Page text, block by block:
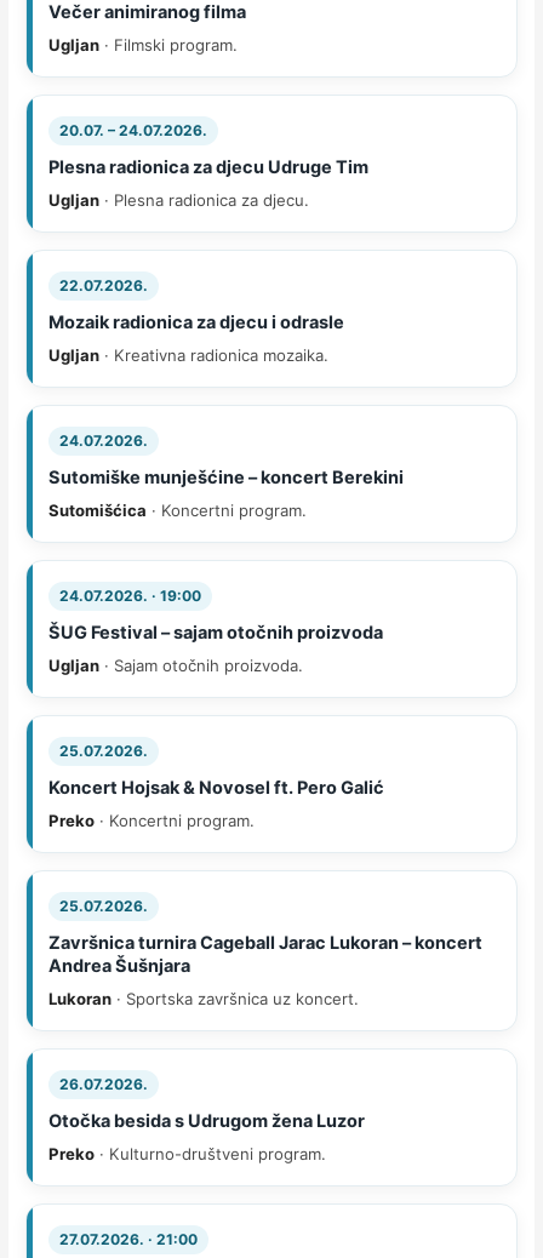
Večer animiranog filma
Ugljan · Filmski program.
20.07. – 24.07.2026.
Plesna radionica za djecu Udruge Tim
Ugljan · Plesna radionica za djecu.
22.07.2026.
Mozaik radionica za djecu i odrasle
Ugljan · Kreativna radionica mozaika.
24.07.2026.
Sutomiške munješćine – koncert Berekini
Sutomišćica · Koncertni program.
24.07.2026. · 19:00
ŠUG Festival – sajam otočnih proizvoda
Ugljan · Sajam otočnih proizvoda.
25.07.2026.
Koncert Hojsak & Novosel ft. Pero Galić
Preko · Koncertni program.
25.07.2026.
Završnica turnira Cageball Jarac Lukoran – koncert
Andrea Šušnjara
Lukoran · Sportska završnica uz koncert.
26.07.2026.
Otočka besida s Udrugom žena Luzor
Preko · Kulturno-društveni program.
27.07.2026. · 21:00